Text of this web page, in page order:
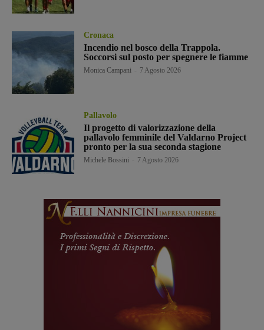
Cronaca
Incendio nel bosco della Trappola.
Soccorsi sul posto per spegnere le fiamme
Monica Campani 7 Agosto 2026
Pallavolo
Il progetto di valorizzazione della
pallavolo femminile del Valdarno Project
pronto per la sua seconda stagione
Michele Bossini 7 Agosto 2026